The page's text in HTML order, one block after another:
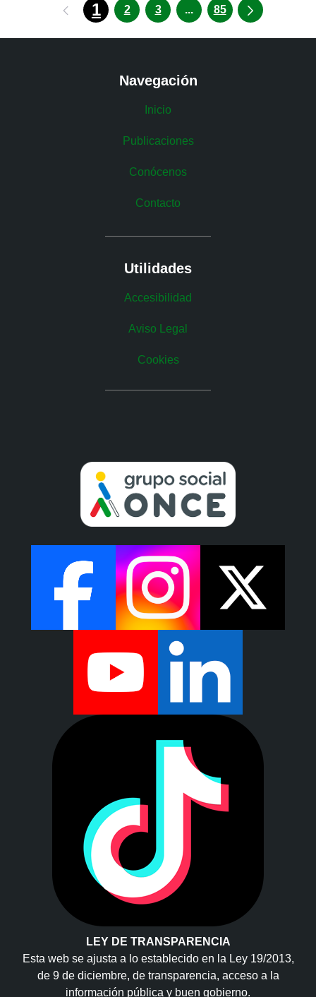
1 2 3 ... Páginas intermedias
85
Navegación
Inicio
Publicaciones
Conócenos
Contacto
Utilidades
Accesibilidad
Aviso Legal
Cookies
LEY DE TRANSPARENCIA
Esta web se ajusta a lo establecido en la Ley 19/2013,
de 9 de diciembre, de transparencia, acceso a la
información pública y buen gobierno.